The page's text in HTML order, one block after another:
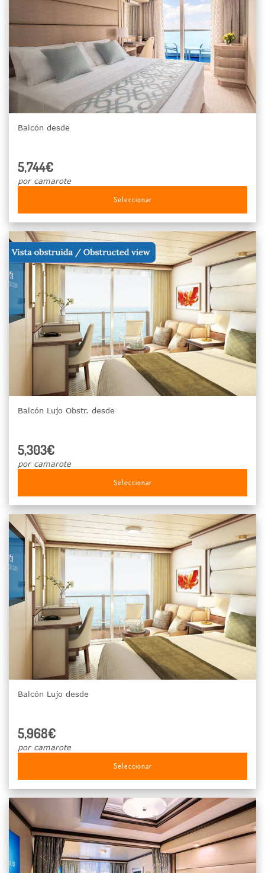
Balcón desde
5,744€
por camarote
Seleccionar
Balcón Lujo Obstr. desde
5,303€
por camarote
Seleccionar
Balcón Lujo desde
5,968€
por camarote
Seleccionar